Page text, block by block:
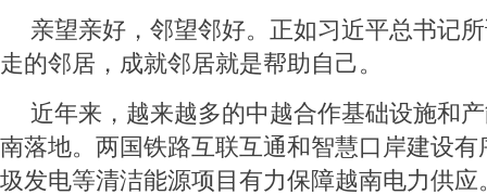
亲望亲好，邻望邻好。正如习近平总书记
走的邻居，成就邻居就是帮助自己。
近年来，越来越多的中越合作基础设施和
南落地。两国铁路互联互通和智慧口岸建设
圾发电等清洁能源项目有力保障越南电力供